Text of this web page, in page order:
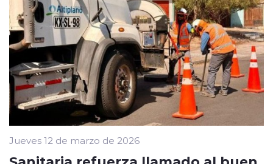
Jueves 12 de marzo de 2026